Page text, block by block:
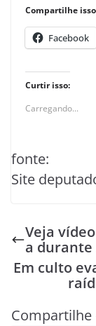
Compartilhe
Facebook
Curtir isso:
Carregando...
fonte:
Site
Veja
a durante
Em culto
Compartilhe